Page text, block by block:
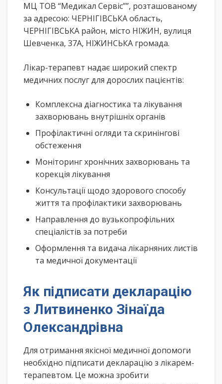
МЦ ТОВ “Медикал Сервіс””, розташованому
за адресою: ЧЕРНІГІВСЬКА область,
ЧЕРНІГІВСЬКА район, місто НІЖИН, вулиця
Шевченка, 37А, НІЖИНСЬКА громада.
Лікар-терапевт надає широкий спектр
медичних послуг для дорослих пацієнтів:
Комплексна діагностика та лікування
захворювань внутрішніх органів
Профілактичні огляди та скринінгові
обстеження
Моніторинг хронічних захворювань та
корекція лікування
Консультації щодо здорового способу
життя та профілактики захворювань
Направлення до вузькопрофільних
спеціалістів за потреби
Оформлення та видача лікарняних листів
та медичної документації
Як підписати декларацію
з Литвиненко Зінаїда
Олександрівна
Для отримання якісної медичної допомоги
необхідно підписати декларацію з лікарем-
терапевтом. Це можна зробити